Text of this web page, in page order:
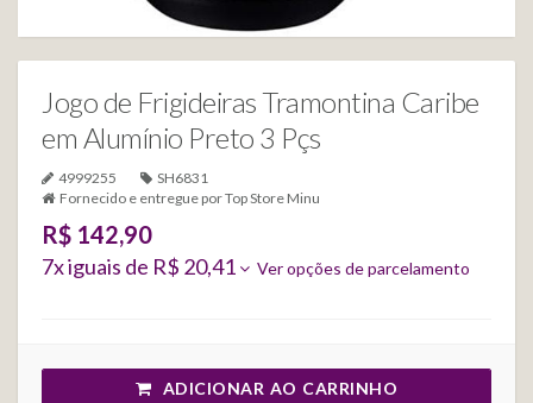
Jogo de Frigideiras Tramontina Caribe
em Alumínio Preto 3 Pçs
4999255
SH6831
Fornecido e entregue porTop Store Minu
R$ 142,90
7x iguais de R$ 20,41 Ver opções de parcelamento
ADICIONAR AO CARRINHO